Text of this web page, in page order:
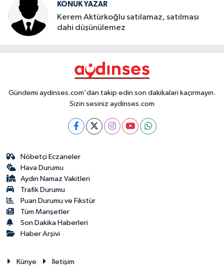
KONUK YAZAR
Kerem Aktürkoğlu satılamaz, satılması
dahi düşünülemez
Gündemi aydinses.com'dan takip edin son dakikalari kaçırmayın.
Sizin sesiniz aydinses.com
Nöbetçi Eczaneler
Hava Durumu
Aydin Namaz Vakitleri
Trafik Durumu
Puan Durumu ve Fikstür
Tüm Manşetler
Son Dakika Haberleri
Haber Arşivi
Künye İletişim